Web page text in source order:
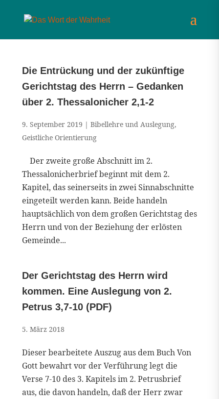
Die Entrückung und der zukünftige
Gerichtstag des Herrn – Gedanken
über 2. Thessalonicher 2,1-2
9. September 2019 | Bibellehre und Auslegung,
Geistliche Orientierung
Der zweite große Abschnitt im 2.
Thessalonicherbrief beginnt mit dem 2.
Kapitel, das seinerseits in zwei Sinnabschnitte
eingeteilt werden kann. Beide handeln
hauptsächlich von dem großen Gerichtstag des
Herrn und von der Beziehung der erlösten
Gemeinde...
Der Gerichtstag des Herrn wird
kommen. Eine Auslegung von 2.
Petrus 3,7-10 (PDF)
5. März 2018
Dieser bearbeitete Auszug aus dem Buch Von
Gott bewahrt vor der Verführung legt die
Verse 7-10 des 3. Kapitels im 2. Petrusbrief
aus, die davon handeln, daß der Herr zwar